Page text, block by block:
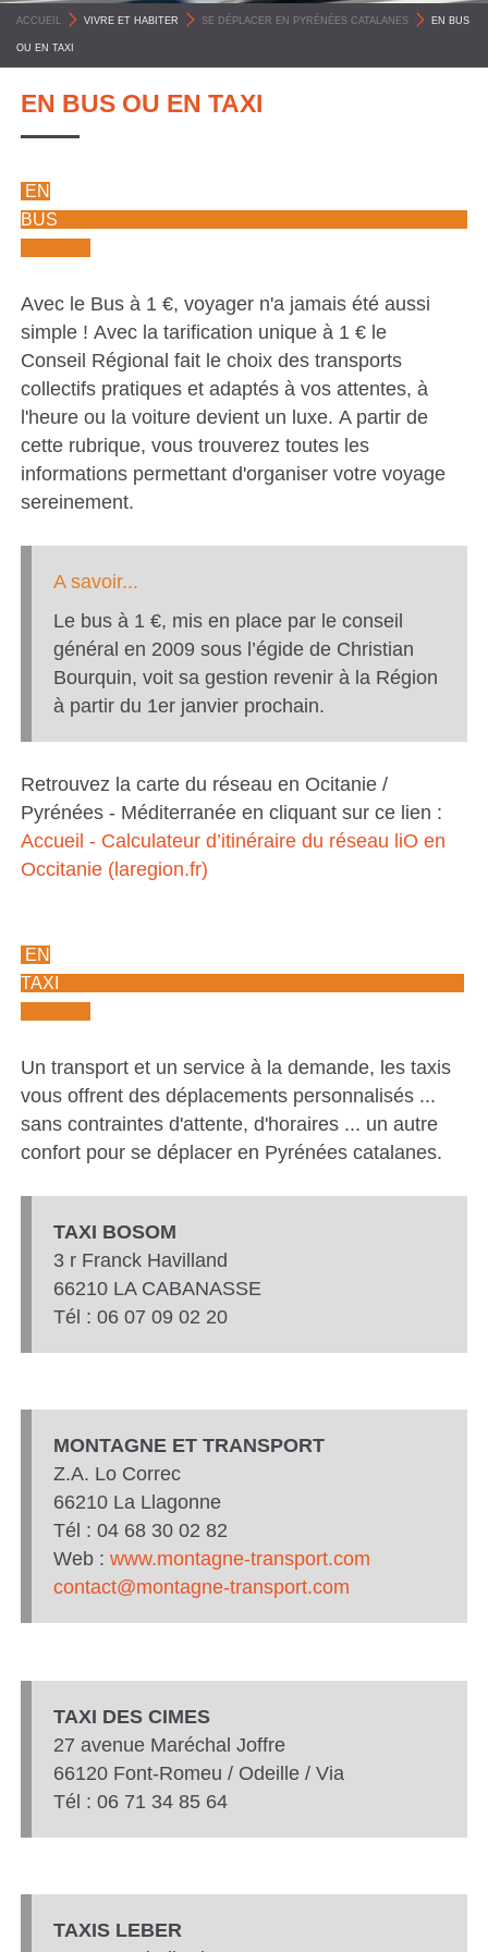
C
O
M
N
E
Y
R
É
N
É
E
C
E
S
ACCUEIL VIVRE ET HABITER SE DÉPLACER EN PYRÉNÉES CATALANES EN BUS
OU EN TAXI
EN BUS OU EN TAXI
EN
BUS
Avec le Bus à 1 €, voyager n'a jamais été aussi
simple ! Avec la tarification unique à 1 € le
Conseil Régional fait le choix des transports
collectifs pratiques et adaptés à vos attentes, à
l'heure ou la voiture devient un luxe. A partir de
cette rubrique, vous trouverez toutes les
informations permettant d'organiser votre voyage
sereinement.
A savoir...
Le bus à 1 €, mis en place par le conseil
général en 2009 sous l’égide de Christian
Bourquin, voit sa gestion revenir à la Région
à partir du 1er janvier prochain.
Retrouvez la carte du réseau en Ocitanie /
Pyrénées - Méditerranée en cliquant sur ce lien :
Accueil - Calculateur d’itinéraire du réseau liO en
Occitanie (laregion.fr)
EN
TAXI
Un transport et un service à la demande, les taxis
vous offrent des déplacements personnalisés ...
sans contraintes d'attente, d'horaires ... un autre
confort pour se déplacer en Pyrénées catalanes.
TAXI BOSOM
3 r Franck Havilland
66210LA CABANASSE
Tél : 06 07 09 02 20
MONTAGNE ET TRANSPORT
Z.A. Lo Correc
66210 La Llagonne
Tél : 04 68 30 02 82
Web : www.montagne-transport.com
contact@montagne-transport.com
TAXI DES CIMES
27 avenue Maréchal Joffre
66120 Font-Romeu / Odeille / Via
Tél : 06 71 34 85 64
TAXIS LEBER